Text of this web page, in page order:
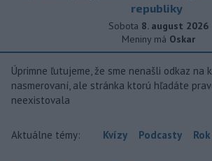
republiky
Sobota 8. august 2026
Meniny má Oskar
Úprimne ľutujeme, že sme nenašli odkaz na
nasmerovaní, ale stránka ktorú hľadáte
neexistovala
Aktuálne témy: Kvízy Podcasty